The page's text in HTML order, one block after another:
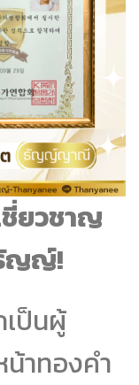
ชี่ยวชาญ
ญญ์!
ป็นผู้
าทองคำ